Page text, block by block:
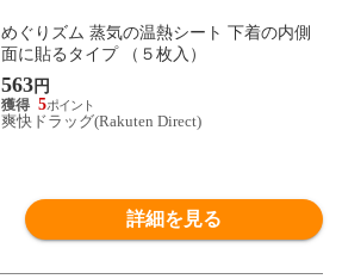
めぐりズム 蒸気の温熱シート 下着の内側
面に貼るタイプ （５枚入）
563円
5
爽快ドラッグ(Rakuten Direct)
詳細を見る